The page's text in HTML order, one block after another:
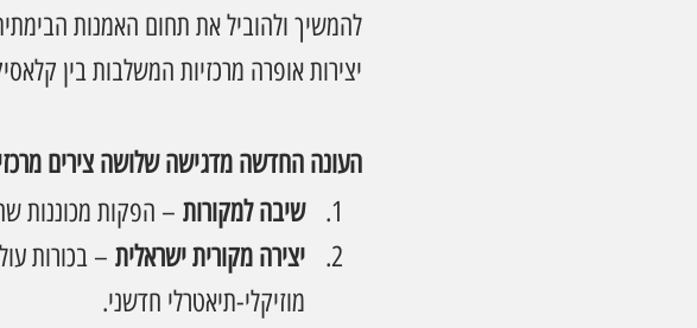
להמשיך ולהוביל את תחום האמנות
יצירות אופרה מרכזיות המשלבות בין
העונה החדשה מדגישה שלושה צירים
שיבה למקורות – הפקות מכוננות
יצירה מקורית ישראלית – בכורות
מוזיקלי-תיאטרלי חדשני.